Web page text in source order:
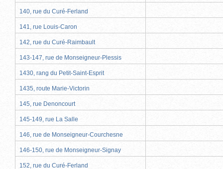
140, rue du Curé-Ferland
141, rue Louis-Caron
142, rue du Curé-Raimbault
143-147, rue de Monseigneur-Plessis
1430, rang du Petit-Saint-Esprit
1435, route Marie-Victorin
145, rue Denoncourt
145-149, rue La Salle
146, rue de Monseigneur-Courchesne
146-150, rue de Monseigneur-Signay
152, rue du Curé-Ferland